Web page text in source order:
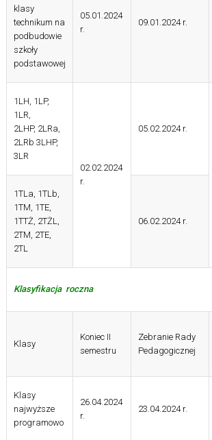
klasy
technikum na
podbudowie
szkoły
podstawowej
05.01.2024
r.
09.01.2024 r.
1LH, 1LP,
1LR,
2LHP, 2LRa,
2LRb 3LHP,
3LR
02.02.2024
r.
05.02.2024 r.
1TLa, 1TLb,
1TM, 1TE,
1TTŻ, 2TŻL,
2TM, 2TE,
2TL
06.02.2024 r.
Klasyfikacja roczna
Klasy
Koniec II
semestru
Zebranie Rady
Pedagogicznej
Klasy
najwyższe
programowo
26.04.2024
r.
23.04.2024 r.